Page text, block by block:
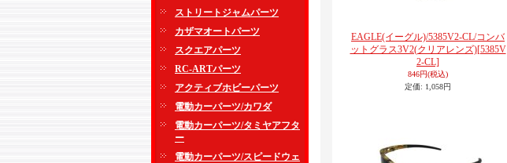
ストリートジャムパーツ
カザマオートパーツ
スクエアパーツ
RC-ARTパーツ
アクティブホビーパーツ
電動カーパーツ/カワダ
電動カーパーツ/タミヤアフタ
ー
電動カーパーツ/スピードウェ
EAGLE(イーグル)/5385V2-CL/コンバ
ットグラス3V2(クリアレンズ)[5385V
2-CL]
846円(税込)
定価: 1,058円